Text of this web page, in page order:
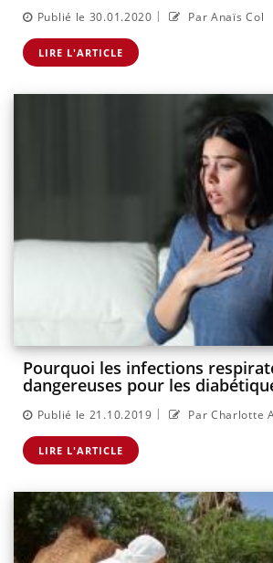
Publié le 30.01.2020 | Par Anaïs Col
LIRE L'ARTICLE
Pourquoi les infections
dangereuses pour les
Publié le 21.10.2019 | Par Charlotte
LIRE L'ARTICLE